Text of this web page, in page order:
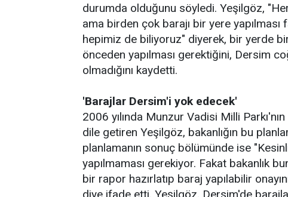
durumda olduğunu söyledi. Yeşilgöz, "Her
ama birden çok barajı bir yere yapılması
hepimiz de biliyoruz" diyerek, bir yerde
önceden yapılması gerektiğini, Dersim
olmadığını kaydetti.
'Barajlar Dersim'i yok edecek'
2006 yılında Munzur Vadisi Milli
dile getiren Yeşilgöz, bakanlığın bu
planlamanın sonuç bölümünde ise
yapılmaması gerekiyor. Fakat bakanlık
bir rapor hazırlatıp baraj yapılabilir
diye ifade etti. Yeşilgöz, Dersim'de